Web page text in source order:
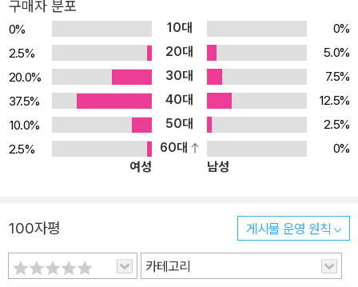
구매자 분포
0% 10대
0%
2.5%
20대
5.0%
20.0%
30대
7.5%
37.5%
40대
12.5%
10.0%
50대
2.5%
2.5%
60대
0%
여성
남성
100자평 게시물 운영 원칙
카테고리